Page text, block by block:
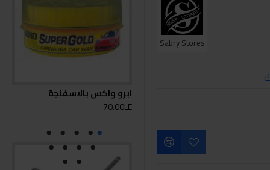
Sabry Stores
ابرو واكس بالاسفنجة
70.00LE